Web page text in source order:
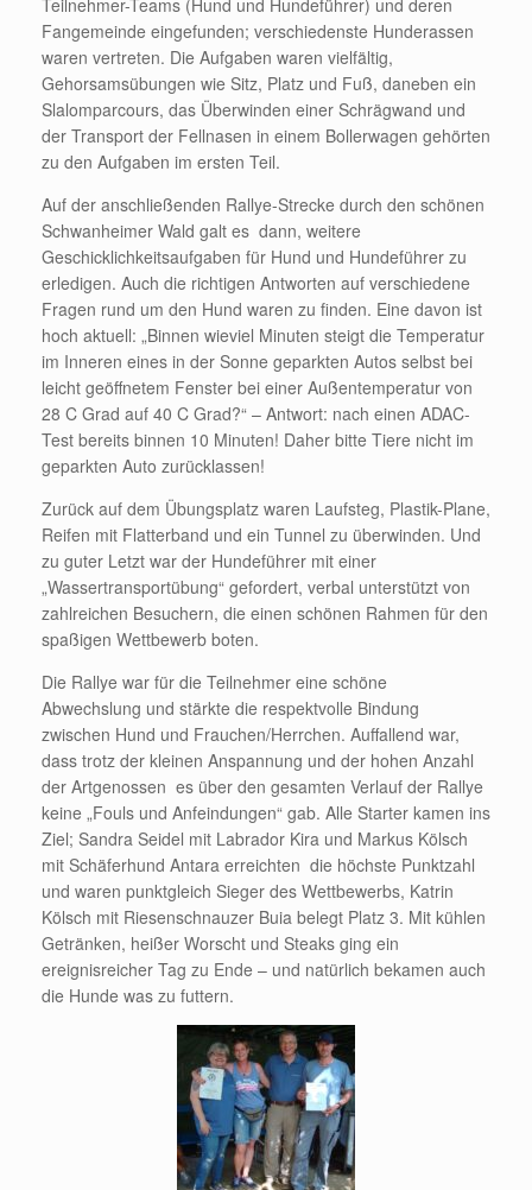
Fangemeinde eingefunden; verschiedenste Hunderassen
waren vertreten. Die Aufgaben waren vielfältig,
Gehorsamsübungen wie Sitz, Platz und Fuß, daneben ein
Slalomparcours, das Überwinden einer Schrägwand und
der Transport der Fellnasen in einem Bollerwagen gehörten
zu den Aufgaben im ersten Teil.
Auf der anschließenden Rallye-Strecke durch den schönen
Schwanheimer Wald galt es dann, weitere
Geschicklichkeitsaufgaben für Hund und Hundeführer zu
erledigen. Auch die richtigen Antworten auf verschiedene
Fragen rund um den Hund waren zu finden. Eine davon ist
hoch aktuell: „Binnen wieviel Minuten steigt die Temperatur
im Inneren eines in der Sonne geparkten Autos selbst bei
leicht geöffnetem Fenster bei einer Außentemperatur von
28 C Grad auf 40 C Grad?“ – Antwort: nach einen ADAC-
Test bereits binnen 10 Minuten! Daher bitte Tiere nicht im
geparkten Auto zurücklassen!
Zurück auf dem Übungsplatz waren Laufsteg, Plastik-Plane,
Reifen mit Flatterband und ein Tunnel zu überwinden. Und
zu guter Letzt war der Hundeführer mit einer
„Wassertransportübung“ gefordert, verbal unterstützt von
zahlreichen Besuchern, die einen schönen Rahmen für den
spaßigen Wettbewerb boten.
Die Rallye war für die Teilnehmer eine schöne
Abwechslung und stärkte die respektvolle Bindung
zwischen Hund und Frauchen/Herrchen. Auffallend war,
dass trotz der kleinen Anspannung und der hohen Anzahl
der Artgenossen es über den gesamten Verlauf der Rallye
keine „Fouls und Anfeindungen“ gab. Alle Starter kamen ins
Ziel; Sandra Seidel mit Labrador Kira und Markus Kölsch
mit Schäferhund Antara erreichten die höchste Punktzahl
und waren punktgleich Sieger des Wettbewerbs, Katrin
Kölsch mit Riesenschnauzer Buia belegt Platz 3. Mit kühlen
Getränken, heißer Worscht und Steaks ging ein
ereignisreicher Tag zu Ende – und natürlich bekamen auch
die Hunde was zu futtern.